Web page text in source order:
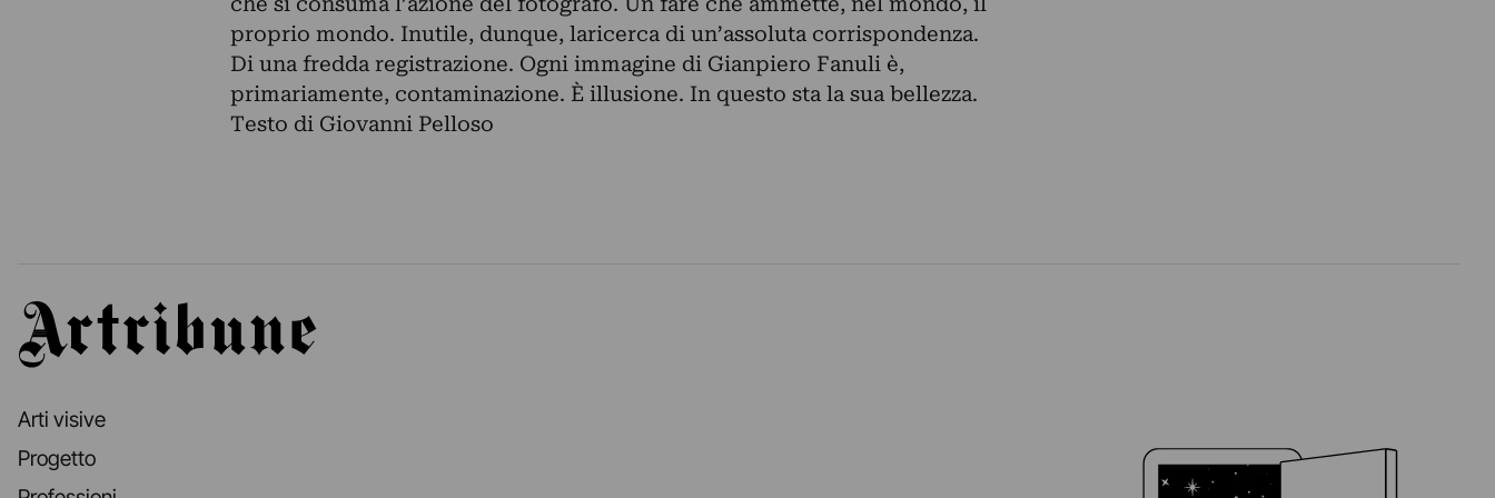
proprio mondo. Inutile, dunque, laricerca di un’assoluta corrispondenza.
Di una fredda registrazione. Ogni immagine di Gianpiero Fanuli è,
primariamente, contaminazione. È illusione. In questo sta la sua bellezza.
Testo di Giovanni Pelloso
Artribune
Arti visive
Progetto